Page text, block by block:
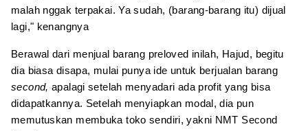
malah nggak terpakai. Ya sudah, (barang-barang itu) dijual
lagi," kenangnya
Berawal dari menjual barang preloved inilah, Hajud, begitu
dia biasa disapa, mulai punya ide untuk berjualan barang
second, apalagi setelah menyadari ada profit yang bisa
didapatkannya. Setelah menyiapkan modal, dia pun
memutuskan membuka toko sendiri, yakni NMT Second